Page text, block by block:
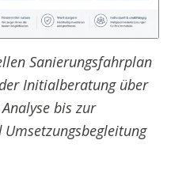
Sanierungsfahrplan
Initialberatung über
bis zur
Umsetzungsbegleitung